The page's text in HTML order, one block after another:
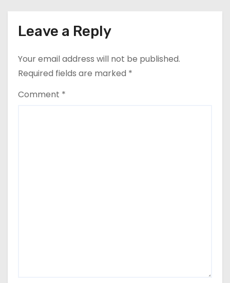
Leave a Reply
Your email address will not be published.
Required fields are marked *
Comment *